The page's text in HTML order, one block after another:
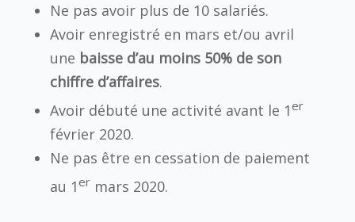
Ne pas avoir plus de 10 salariés.
Avoir enregistré en mars et/ou avril
une baisse d’au moins 50% de son
chiffre d’affaires.
Avoir débuté une activité avant le 1er
février 2020.
Ne pas être en cessation de paiement
au 1ermars 2020.